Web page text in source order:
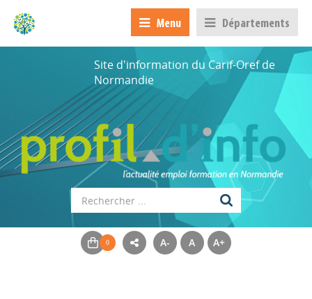
Menu Départements
Site d'information du Carif-Oref de
Normandie
A- A A+